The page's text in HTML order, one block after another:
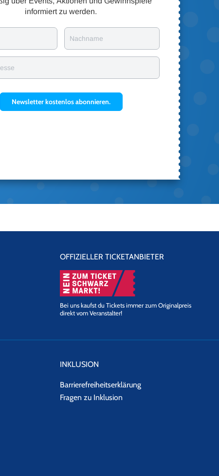
informiert zu werden.
Nachname
Newsletter kostenlos abonnieren.
OFFIZIELLER TICKETANBIETER
Bei uns kaufst du Tickets immer zum Originalpreis
direkt vom Veranstalter!
INKLUSION
Barrierefreiheitserklärung
Fragen zu Inklusion